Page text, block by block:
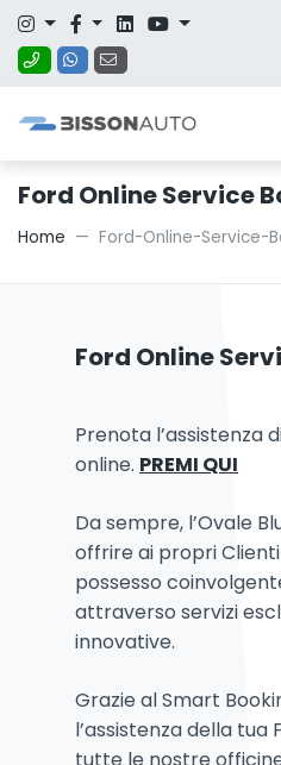
Ford Online Service
Home Ford-Online-Service-
Ford Online
Prenota l’assistenza
online. PREMI QUI
Da sempre, l’Ovale
offrire ai propri
possesso
attraverso servizi
innovative.
Grazie al Smart
l’assistenza della tua